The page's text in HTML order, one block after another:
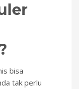
bisa
tak perlu